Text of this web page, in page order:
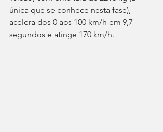
única que se conhece nesta fase),
acelera dos 0 aos 100 km/h em 9,7
segundos e atinge 170 km/h.